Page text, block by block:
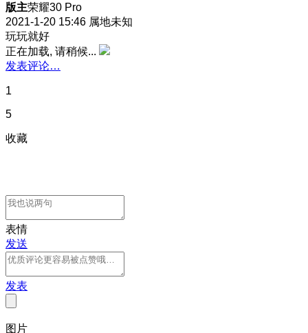
版主荣耀30 Pro
2021-1-20 15:46 属地未知
玩玩就好
正在加载, 请稍候...
发表评论…
1
5
收藏
表情
发送
发表
图片